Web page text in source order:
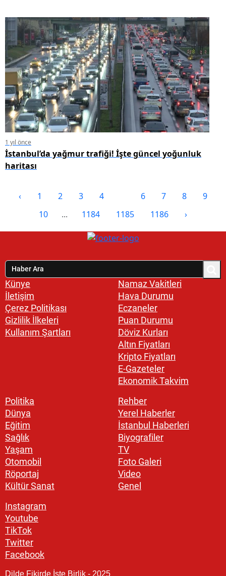
1 yıl önce
İstanbul’da yağmur trafiği! İşte güncel yoğunluk
haritası
‹ 1 2 3 4 6 7 8
9
10
... 1184 1185 1186 ›
Künye
İletişim
Çerez Politikası
Gizlilik İlkeleri
Kullanım Şartları
Namaz Vakitleri
Hava Durumu
Eczaneler
Puan Durumu
Döviz Kurları
Altın Fiyatları
Kripto Fiyatları
E-Gazeteler
Ekonomik Takvim
Politika
Dünya
Eğitim
Sağlık
Yaşam
Otomobil
Röportaj
Kültür Sanat
Rehber
Yerel Haberler
İstanbul Haberleri
Biyografiler
TV
Foto Galeri
Video
Genel
Instagram
Youtube
TikTok
Twitter
Facebook
Dilde Fikirde İşte Birlik - 2025